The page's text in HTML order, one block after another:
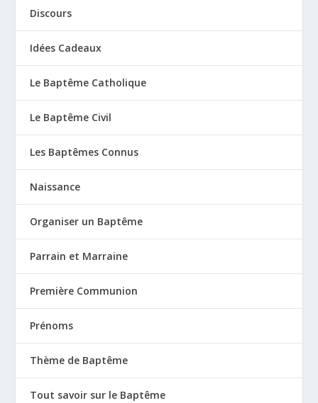
Discours
Idées Cadeaux
Le Baptême Catholique
Le Baptême Civil
Les Baptêmes Connus
Naissance
Organiser un Baptême
Parrain et Marraine
Première Communion
Prénoms
Thème de Baptême
Tout savoir sur le Baptême